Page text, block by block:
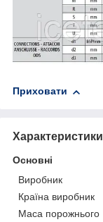
Приховати
Характеристики
Основні
Виробник
Країна виробник
Маса порожнього